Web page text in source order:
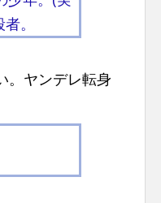
。
。ヤンデレ転身